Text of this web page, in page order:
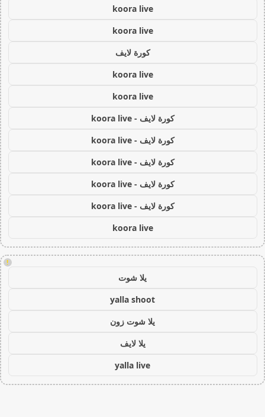
koora live
koora live
كورة لايف
koora live
koora live
كورة لايف - koora live
كورة لايف - koora live
كورة لايف - koora live
كورة لايف - koora live
كورة لايف - koora live
koora live
!
يلا شوت
yalla shoot
يلا شوت زون
يلا لايف
yalla live